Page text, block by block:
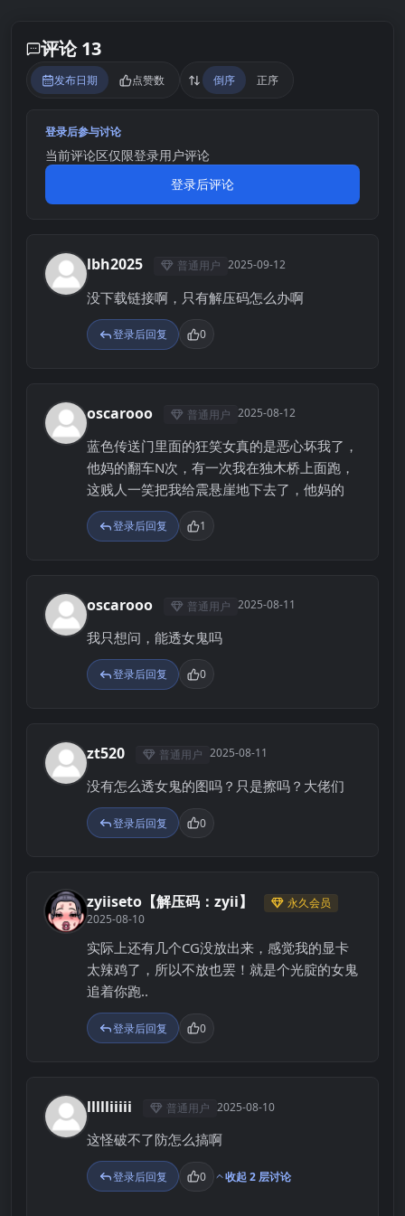
评论 13
发布日期 点赞数 倒序 正序
登录后参与讨论
当前评论区仅限登录用户评论
登录后评论
L lbh2025 普通用户 2025-09-12
没下载链接啊，只有解压码怎么办啊
登录后回复 0
O oscarooo 普通用户 2025-08-12
蓝色传送门里面的狂笑女真的是恶心坏我了，
他妈的翻车N次，有一次我在独木桥上面跑，
这贱人一笑把我给震悬崖地下去了，他妈的
登录后回复 1
O oscarooo 普通用户 2025-08-11
我只想问，能透女鬼吗
登录后回复 0
Z zt520 普通用户 2025-08-11
没有怎么透女鬼的图吗？只是擦吗？大佬们
登录后回复 0
Z zyiiseto【解压码：zyii】
永久会员
2025-08-10
实际上还有几个CG没放出来，感觉我的显卡
太辣鸡了，所以不放也罢！就是个光腚的女鬼
追着你跑..
登录后回复 0
L llllliiiii 普通用户 2025-08-10
这怪破不了防怎么搞啊
登录后回复 0 收起 2 层讨论